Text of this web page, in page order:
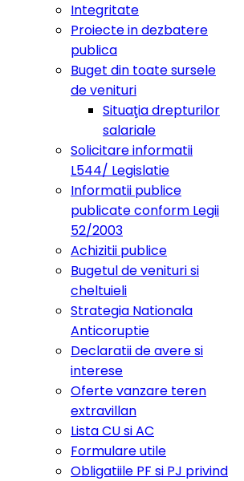
Integritate
Proiecte in dezbatere
publica
Buget din toate sursele
de venituri
Situaţia drepturilor
salariale
Solicitare informatii
L544/ Legislatie
Informatii publice
publicate conform Legii
52/2003
Achizitii publice
Bugetul de venituri si
cheltuieli
Strategia Nationala
Anticoruptie
Declaratii de avere si
interese
Oferte vanzare teren
extravillan
Lista CU si AC
Formulare utile
Obligatiile PF si PJ privind